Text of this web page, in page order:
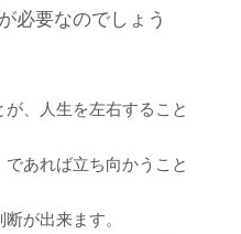
必要なのでしょう
、人生を左右すること
あれば立ち向かうこと
が出来ます。